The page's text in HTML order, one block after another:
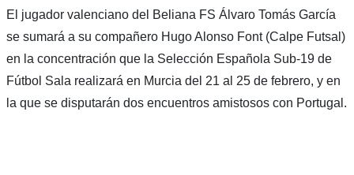
El jugador valenciano del Beliana FS Álvaro Tomás García
se sumará a su compañero Hugo Alonso Font (Calpe Futsal)
en la concentración que la Selección Española Sub-19 de
Fútbol Sala realizará en Murcia del 21 al 25 de febrero, y en
la que se disputarán dos encuentros amistosos con Portugal.